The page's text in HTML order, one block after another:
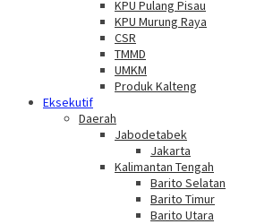
KPU Pulang Pisau
KPU Murung Raya
CSR
TMMD
UMKM
Produk Kalteng
Eksekutif
Daerah
Jabodetabek
Jakarta
Kalimantan Tengah
Barito Selatan
Barito Timur
Barito Utara